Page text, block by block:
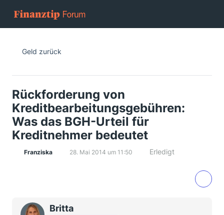
Geld zurück
Rückforderung von
Kreditbearbeitungsgebühren:
Was das BGH-Urteil für
Kreditnehmer bedeutet
Franziska 28. Mai 2014 um 11:50 Erledigt
Britta